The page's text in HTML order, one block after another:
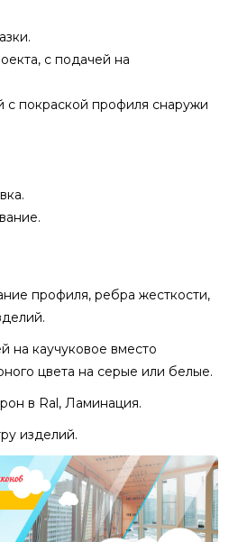
с подачей на
с покраской профиля снаружи
профиля, ребра жесткости,
на каучуковое вместо
цвета на серые или белые.
в Ral, Ламинация.
изделий.